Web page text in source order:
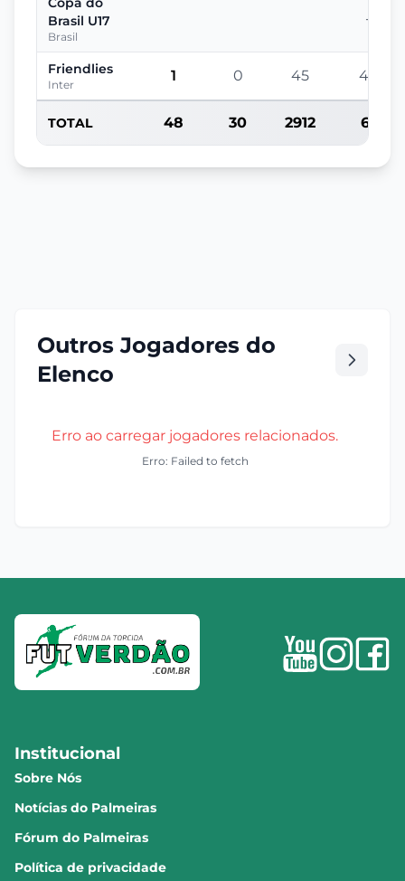
Brasil U17
Brasil
-
Friendlies
Inter
1 0 45 45
TOTAL 48 30 2912 61
Outros Jogadores do
Elenco
Erro ao carregar jogadores relacionados.
Erro: Failed to fetch
Institucional
Sobre Nós
Notícias do Palmeiras
Fórum do Palmeiras
Política de privacidade